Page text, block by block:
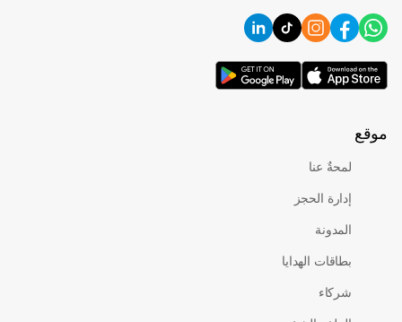
إدارة الحجز
بطاقات الهدايا